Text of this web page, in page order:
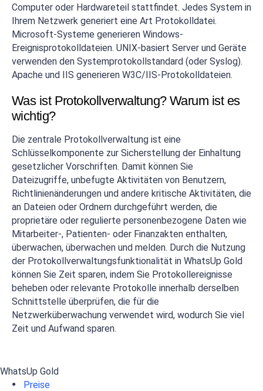
Computer oder Hardwareteil stattfindet. Jedes System in
Ihrem Netzwerk generiert eine Art Protokolldatei.
Microsoft-Systeme generieren Windows-
Ereignisprotokolldateien. UNIX-basiert Server und Geräte
verwenden den Systemprotokollstandard (oder Syslog).
Apache und IIS generieren W3C/IIS-Protokolldateien.
Was ist Protokollverwaltung? Warum ist es
wichtig?
Die zentrale Protokollverwaltung ist eine
Schlüsselkomponente zur Sicherstellung der Einhaltung
gesetzlicher Vorschriften. Damit können Sie
Dateizugriffe, unbefugte Aktivitäten von Benutzern,
Richtlinienänderungen und andere kritische Aktivitäten, die
an Dateien oder Ordnern durchgeführt werden, die
proprietäre oder regulierte personenbezogene Daten wie
Mitarbeiter-, Patienten- oder Finanzakten enthalten,
überwachen, überwachen und melden. Durch die Nutzung
der Protokollverwaltungsfunktionalität in WhatsUp Gold
können Sie Zeit sparen, indem Sie Protokollereignisse
beheben oder relevante Protokolle innerhalb derselben
Schnittstelle überprüfen, die für die
Netzwerküberwachung verwendet wird, wodurch Sie viel
Zeit und Aufwand sparen.
WhatsUp Gold
Preise